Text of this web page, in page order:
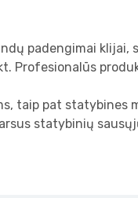
padengimai klijai,
Profesionalūs
taip pat statybines
statybinių